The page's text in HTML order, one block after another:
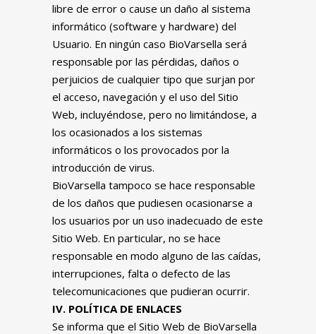
libre de error o cause un daño al sistema
informático (software y hardware) del
Usuario. En ningún caso BioVarsella será
responsable por las pérdidas, daños o
perjuicios de cualquier tipo que surjan por
el acceso, navegación y el uso del Sitio
Web, incluyéndose, pero no limitándose, a
los ocasionados a los sistemas
informáticos o los provocados por la
introducción de virus.
BioVarsella tampoco se hace responsable
de los daños que pudiesen ocasionarse a
los usuarios por un uso inadecuado de este
Sitio Web. En particular, no se hace
responsable en modo alguno de las caídas,
interrupciones, falta o defecto de las
telecomunicaciones que pudieran ocurrir.
IV. POLÍTICA DE ENLACES
Se informa que el Sitio Web de BioVarsella